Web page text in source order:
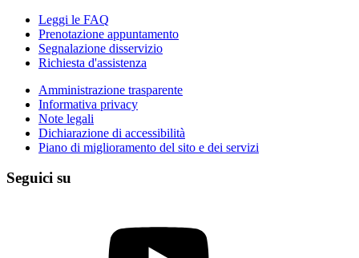
Leggi le FAQ
Prenotazione appuntamento
Segnalazione disservizio
Richiesta d'assistenza
Amministrazione trasparente
Informativa privacy
Note legali
Dichiarazione di accessibilità
Piano di miglioramento del sito e dei servizi
Seguici su